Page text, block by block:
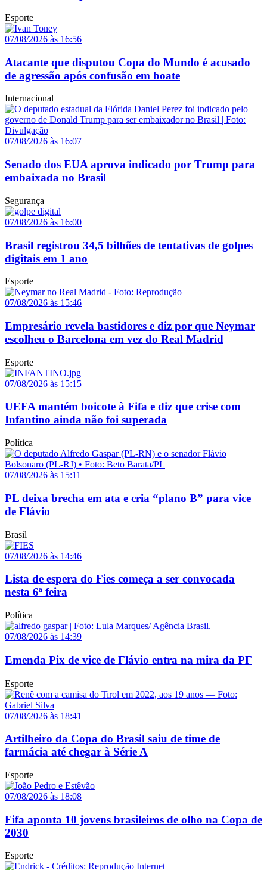
Esporte
07/08/2026 às 16:56
Atacante que disputou Copa do Mundo é acusado
de agressão após confusão em boate
Internacional
07/08/2026 às 16:07
Senado dos EUA aprova indicado por Trump para
embaixada no Brasil
Segurança
07/08/2026 às 16:00
Brasil registrou 34,5 bilhões de tentativas de golpes
digitais em 1 ano
Esporte
07/08/2026 às 15:46
Empresário revela bastidores e diz por que Neymar
escolheu o Barcelona em vez do Real Madrid
Esporte
07/08/2026 às 15:15
UEFA mantém boicote à Fifa e diz que crise com
Infantino ainda não foi superada
Política
07/08/2026 às 15:11
PL deixa brecha em ata e cria “plano B” para vice
de Flávio
Brasil
07/08/2026 às 14:46
Lista de espera do Fies começa a ser convocada
nesta 6ª feira
Política
07/08/2026 às 14:39
Emenda Pix de vice de Flávio entra na mira da PF
Esporte
07/08/2026 às 18:41
Artilheiro da Copa do Brasil saiu de time de
farmácia até chegar à Série A
Esporte
07/08/2026 às 18:08
Fifa aponta 10 jovens brasileiros de olho na Copa de
2030
Esporte